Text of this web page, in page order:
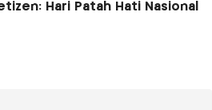
Hari Patah Hati Nasional